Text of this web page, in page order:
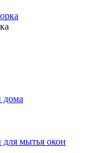
дома
мытья окон